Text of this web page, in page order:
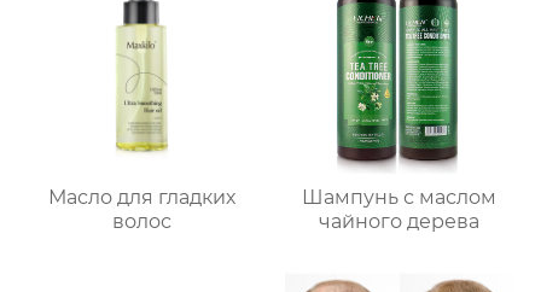
Масло для гладких
волос
Шампунь с маслом
чайного дерева